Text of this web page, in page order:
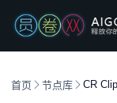
首页 节点库 CR